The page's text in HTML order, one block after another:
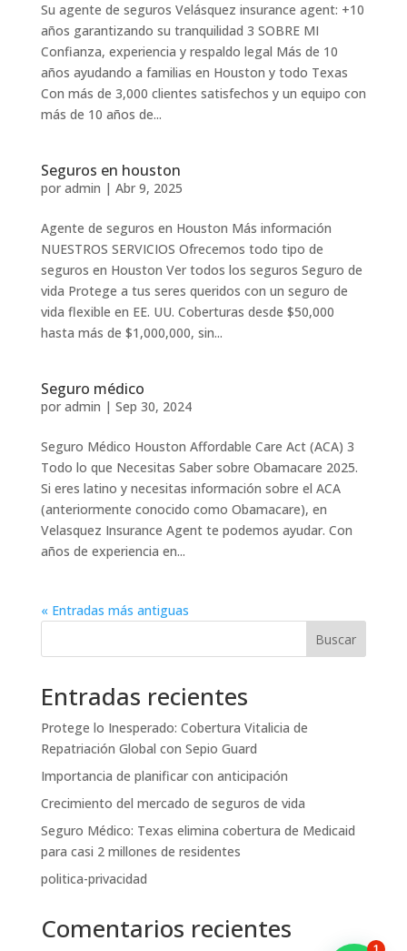
Su agente de seguros Velásquez insurance agent: +10
años garantizando su tranquilidad 3 SOBRE MI
Confianza, experiencia y respaldo legal Más de 10
años ayudando a familias en Houston y todo Texas
Con más de 3,000 clientes satisfechos y un equipo con
más de 10 años de...
Seguros en houston
por admin | Abr 9, 2025
Agente de seguros en Houston Más información
NUESTROS SERVICIOS Ofrecemos todo tipo de
seguros en Houston Ver todos los seguros Seguro de
vida Protege a tus seres queridos con un seguro de
vida flexible en EE. UU. Coberturas desde $50,000
hasta más de $1,000,000, sin...
Seguro médico
por admin | Sep 30, 2024
Seguro Médico Houston Affordable Care Act (ACA) 3
Todo lo que Necesitas Saber sobre Obamacare 2025.
Si eres latino y necesitas información sobre el ACA
(anteriormente conocido como Obamacare), en
Velasquez Insurance Agent te podemos ayudar. Con
años de experiencia en...
« Entradas más antiguas
Buscar
Entradas recientes
Protege lo Inesperado: Cobertura Vitalicia de
Repatriación Global con Sepio Guard
Importancia de planificar con anticipación
Crecimiento del mercado de seguros de vida
Seguro Médico: Texas elimina cobertura de Medicaid
para casi 2 millones de residentes
politica-privacidad
Comentarios recientes